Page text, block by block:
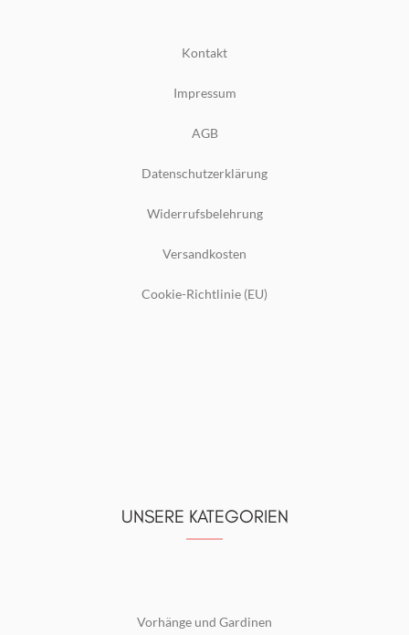
Kontakt
Impressum
AGB
Datenschutzerklärung
Widerrufsbelehrung
Versandkosten
Cookie-Richtlinie (EU)
UNSERE KATEGORIEN
Vorhänge und Gardinen